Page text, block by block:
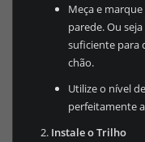
Meça e
parede. Ou
suficiente para
chão.
Utilize o nível
perfeitamente
Instale o Trilho